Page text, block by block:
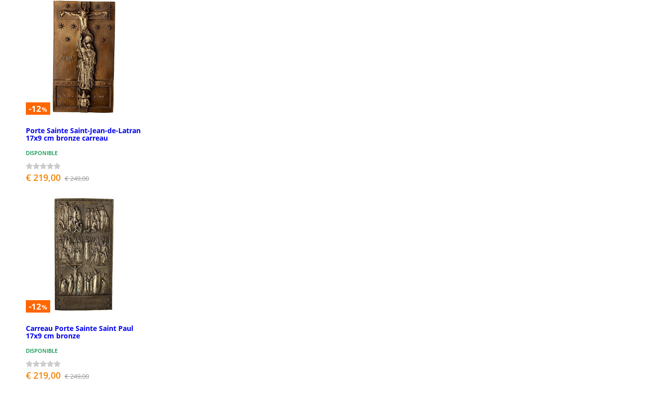
-12%
Porte Sainte Saint-Jean-de-Latran
17x9 cm bronze carreau
DISPONIBLE
€ 219,00 € 249,00
-12%
Carreau Porte Sainte Saint Paul
17x9 cm bronze
DISPONIBLE
€ 219,00 € 249,00